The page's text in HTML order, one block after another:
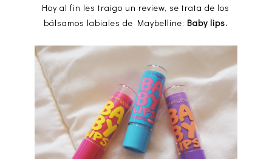
Hoy al fin les traigo un review, se trata de los
bálsamos labiales de Maybelline: Baby lips.